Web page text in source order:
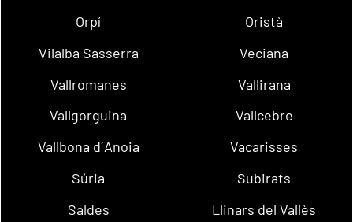
Orpí
Oristà
Vilalba Sasserra
Veciana
Vallromanes
Vallirana
Vallgorguina
Vallcebre
Vallbona d´Anoia
Vacarisses
Súria
Subirats
Saldes
Llinars del Vallès